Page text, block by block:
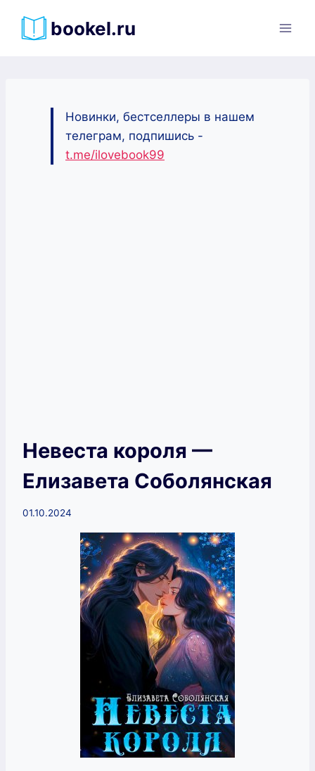
bookel.ru
Новинки, бестселлеры в нашем
телеграм, подпишись -
t.me/ilovebook99
Невеста короля —
Елизавета Соболянская
01.10.2024